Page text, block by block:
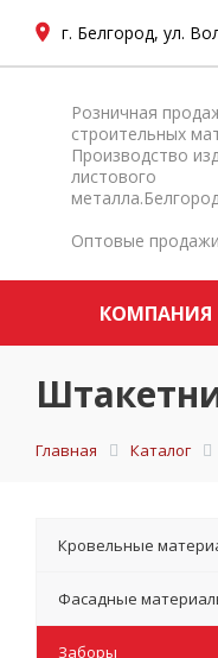
г. Белгород, ул.
Розничная
строительных
Производство
листового
Оптовые
КОМПАНИЯ
Главная Каталог
Кровельные
Фасадные
Заборы